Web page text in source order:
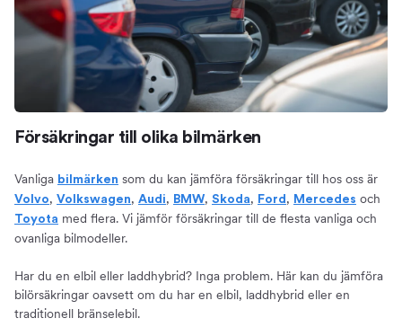
Försäkringar till olika bilmärken
Vanliga bilmärken som du kan jämföra försäkringar till hos oss är
Volvo, Volkswagen, Audi, BMW, Skoda, Ford , Mercedes och
Toyota med flera. Vi jämför försäkringar till de flesta vanliga och
ovanliga bilmodeller.
Har du en elbil eller laddhybrid? Inga problem. Här kan du jämföra
bilörsäkringar oavsett om du har en elbil, laddhybrid eller en
traditionell bränselebil.